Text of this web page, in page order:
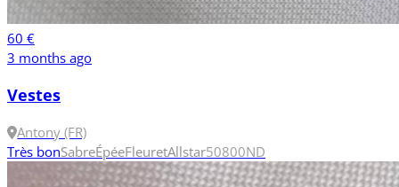
60 €
3 months ago
Vestes
Antony (FR)
Très bonSabreÉpéeFleuretAllstar50800ND